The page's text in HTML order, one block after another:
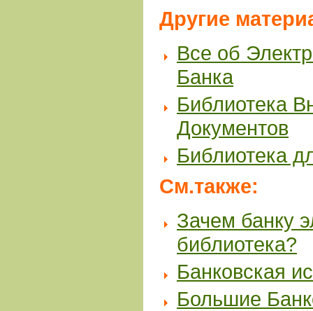
Другие
Все об
Банка
Библиотека
Документов
Библиотека
См.также:
Зачем банку
библиотека?
Банковская
Большие